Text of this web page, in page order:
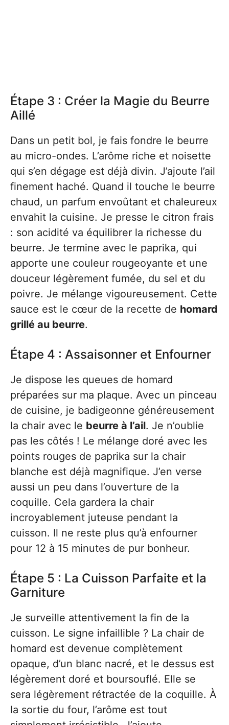
Étape 3 : Créer la Magie du Beurre
Aillé
Dans un petit bol, je fais fondre le beurre
au micro-ondes. L’arôme riche et noisette
qui s’en dégage est déjà divin. J’ajoute l’ail
finement haché. Quand il touche le beurre
chaud, un parfum envoûtant et chaleureux
envahit la cuisine. Je presse le citron frais
: son acidité va équilibrer la richesse du
beurre. Je termine avec le paprika, qui
apporte une couleur rougeoyante et une
douceur légèrement fumée, du sel et du
poivre. Je mélange vigoureusement. Cette
sauce est le cœur de la recette de homard
grillé au beurre.
Étape 4 : Assaisonner et Enfourner
Je dispose les queues de homard
préparées sur ma plaque. Avec un pinceau
de cuisine, je badigeonne généreusement
la chair avec le beurre à l’ail. Je n’oublie
pas les côtés ! Le mélange doré avec les
points rouges de paprika sur la chair
blanche est déjà magnifique. J’en verse
aussi un peu dans l’ouverture de la
coquille. Cela gardera la chair
incroyablement juteuse pendant la
cuisson. Il ne reste plus qu’à enfourner
pour 12 à 15 minutes de pur bonheur.
Étape 5 : La Cuisson Parfaite et la
Garniture
Je surveille attentivement la fin de la
cuisson. Le signe infaillible ? La chair de
homard est devenue complètement
opaque, d’un blanc nacré, et le dessus est
légèrement doré et boursouflé. Elle se
sera légèrement rétractée de la coquille. À
la sortie du four, l’arôme est tout